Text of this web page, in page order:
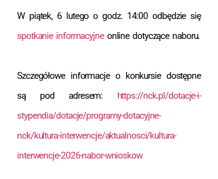
W piątek, 6 lutego o godz. 14:00 odbędzie się
spotkanie informacyjneonline dotyczące naboru.
Szczegółowe informacje o konkursie dostępne
są pod adresem: https://nck.pl/dotacje-i-
stypendia/dotacje/programy-dotacyjne-
nck/kultura-interwencje/aktualnosci/kultura-
interwencje-2026-nabor-wnioskow